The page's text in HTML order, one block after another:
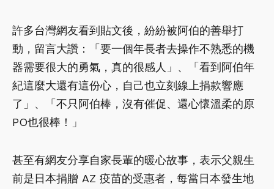
許多台灣網友看到貼文後，紛紛被阿伯的善舉打
動，留言大讚：「要一個年長者去操作不熟悉的機
器需要很大的勇氣，真的很感人」、「看到阿伯年
紀這麼大還有這份心，自己也立刻線上捐款響應
了」、「不只阿伯棒，沒有催促、還心懷溫柔的原
PO也很棒！」
甚至有網友分享自家長輩的暖心故事，表示父親生
前是日本捐贈 AZ 疫苗的受惠者，每當日本發生地